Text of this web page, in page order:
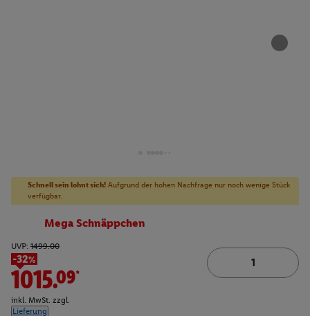
Schnell sein lohnt sich! Aufgrund der hohen Nachfrage nur noch wenige Stück
verfügbar.
Mega Schnäppchen
UVP: 1499.00
-32%
1015.09*
inkl. MwSt. zzgl.
Lieferung